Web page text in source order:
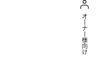
オーナー様向け